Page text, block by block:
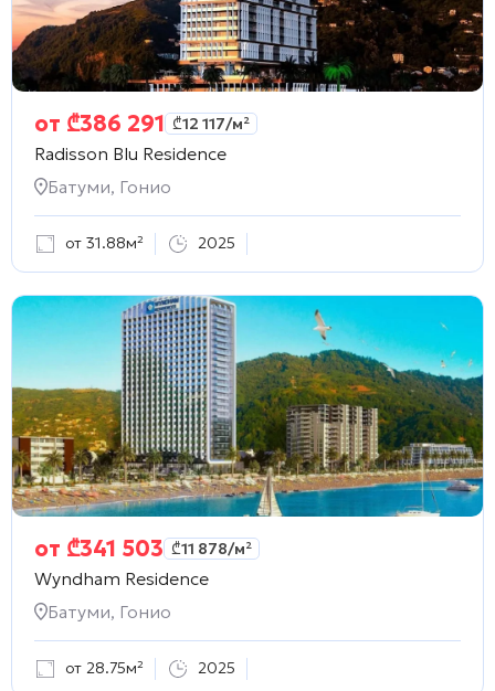
от ₾386 291 ₾12 117/м²
Radisson Blu Residence
Батуми, Гонио
от 31.88м² 2025
от ₾341 503 ₾11 878/м²
Wyndham Residence
Батуми, Гонио
от 28.75м² 2025